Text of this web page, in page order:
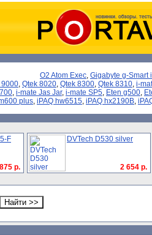
O2 Atom Exec, Gigabyte g-Smart
9000, Qtek 8020, Qtek 8300, Qtek 8310, i-
, i-mate Jas Jar, i-mate SP5, Eten g500,
plus, iPAQ hw6515, iPAQ hx2190B,
F
р.
DVTech D530 silver
2 654 р.